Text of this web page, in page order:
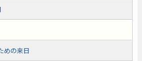
めの来日